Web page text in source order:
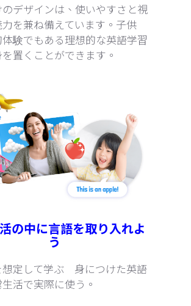
デザインは、使いやすさと視
を兼ね備えています。子供
験でもある理想的な英語学習
置くことができます。
の中に言語を取り入れよ
う
想定して学ぶ 身につけた英語
活で実際に使う。